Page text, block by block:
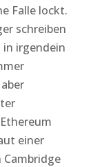
Falle lockt.
schreiben
irgendein
einer